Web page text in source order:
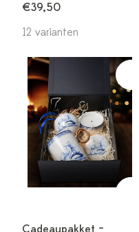
€39,50
12 varianten
Cadeaupakket –